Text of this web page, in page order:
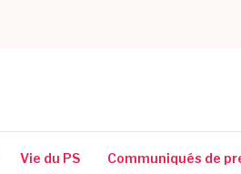
Vie du PS Communiqués de